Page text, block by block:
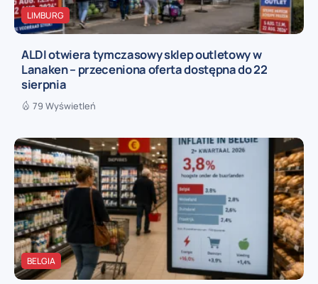
LIMBURG
ALDI otwiera tymczasowy sklep outletowy w
Lanaken – przeceniona oferta dostępna do 22
sierpnia
79 Wyświetleń
BELGIA